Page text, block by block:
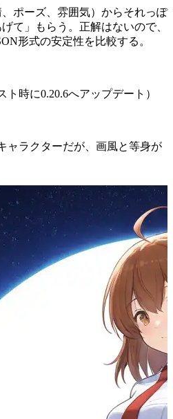
ポーズ、雰囲気）からそれっぽ
て」もらう。正解はないので、
形式の安定性を比較する。
ト時に0.20.6へアップデート）
ャラクターだが、画風と等身が